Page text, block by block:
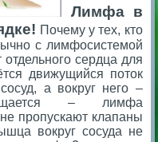
Лимфа в
Почему у тех, кто
с лимфосистемой
сердца для
движущийся поток
а вокруг него –
– лимфа
пропускают клапаны
вокруг сосуда не